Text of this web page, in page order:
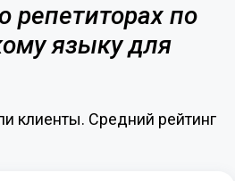
репетиторах по
языку для
клиенты. Средний рейтинг